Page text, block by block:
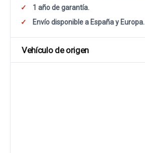
1 año de garantía.
Envío disponible a España y Europa.
Vehículo de origen